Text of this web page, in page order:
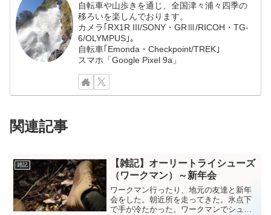
自転車や山歩きを通じ、全国津々浦々四季の
移ろいを楽しんでおります。
カメラ｢RX1R III/SONY・GRⅢ/RICOH・TG-
6/OLYMPUS｣。
自転車｢Emonda・Checkpoint/TREK｣
スマホ「Google Pixel 9a」
関連記事
雑記
【雑記】オーリートライシューズ
（ワークマン）～新年会
ワークマン行ったり、地元の友達と新年
会をした。朝近所を走ってきた。氷点下
で手が冷たかった。ワークマンでシュー